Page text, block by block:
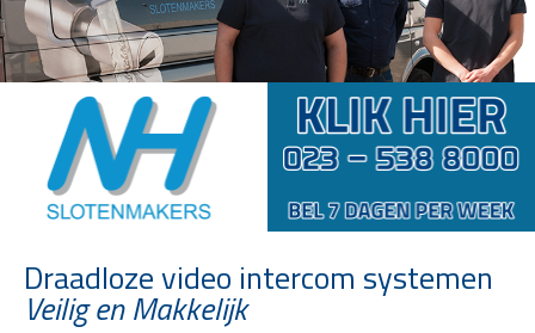
Draadloze video intercom systemen
Veilig en Makkelijk